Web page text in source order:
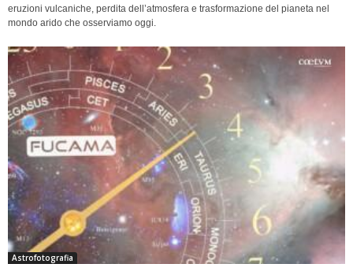
eruzioni vulcaniche, perdita dell’atmosfera e trasformazione del pianeta nel
mondo arido che osserviamo oggi.
Astrofotografia